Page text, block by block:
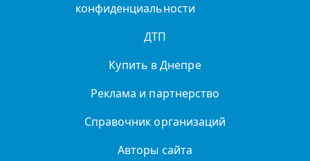
конфиденциальности
ДТП
Купить в Днепре
Реклама и партнерство
Справочник организаций
Авторы сайта